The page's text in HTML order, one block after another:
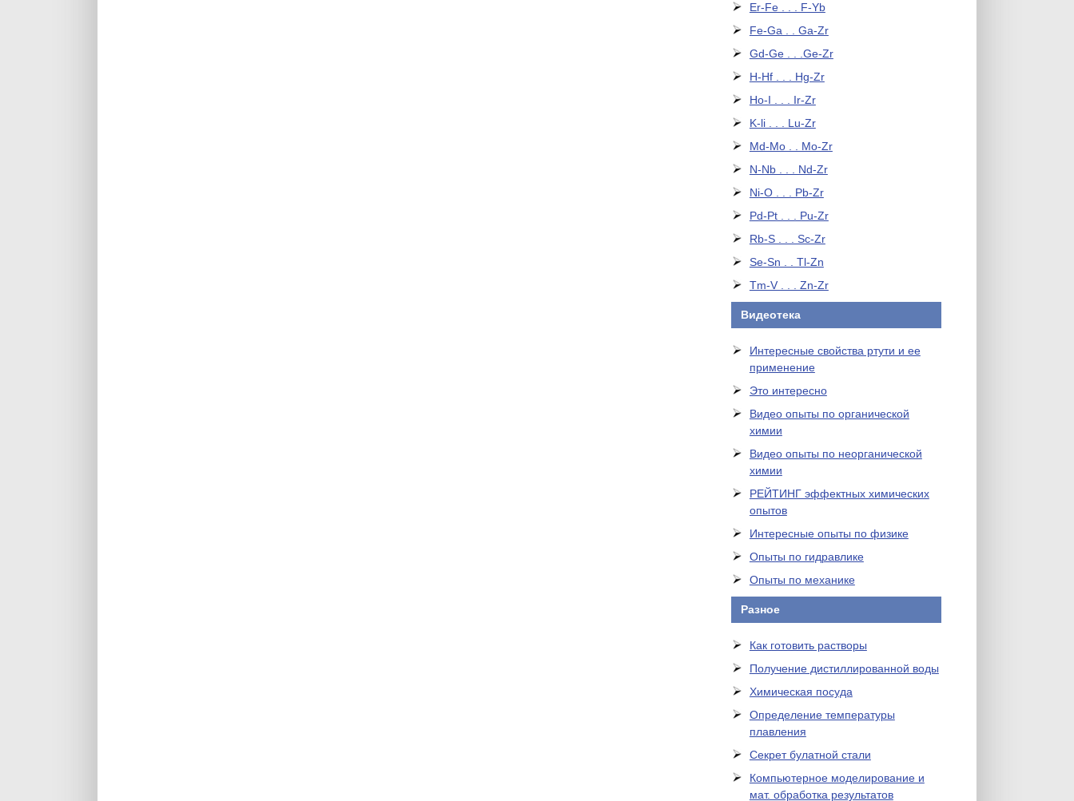
Er-Fe . . . F-Yb
Fe-Ga . . Ga-Zr
Gd-Ge . . .Ge-Zr
H-Hf . . . Hg-Zr
Ho-I . . . Ir-Zr
K-li . . . Lu-Zr
Md-Mo . . Mo-Zr
N-Nb . . . Nd-Zr
Ni-O . . . Pb-Zr
Pd-Pt . . . Pu-Zr
Rb-S . . . Sc-Zr
Se-Sn . . Tl-Zn
Tm-V . . . Zn-Zr
Видеотека
Интересные свойства ртути и ее
применение
Это интересно
Видео опыты по органической
химии
Видео опыты по неорганической
химии
РЕЙТИНГ эффектных химических
опытов
Интересные опыты по физике
Опыты по гидравлике
Опыты по механике
Разное
Как готовить растворы
Получение дистиллированной воды
Химическая посуда
Определение температуры
плавления
Секрет булатной стали
Компьютерное моделирование и
мат. обработка результатов